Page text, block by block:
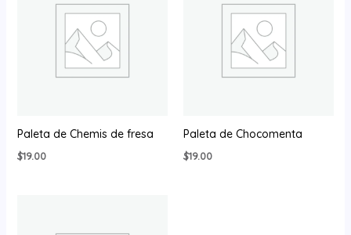
Paleta de Chemis de fresa
$19.00
Paleta de Chocomenta
$19.00